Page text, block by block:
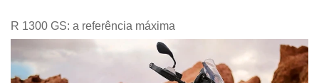
R 1300 GS: a referência máxima